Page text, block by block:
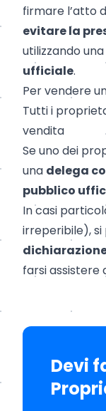
firmare l’atto
evitare la
utilizzando una
ufficiale.
Per vendere
Tutti i
vendita
Se uno dei
una delega
pubblico
In casi
irreperibile),
farsi assistere
Devi